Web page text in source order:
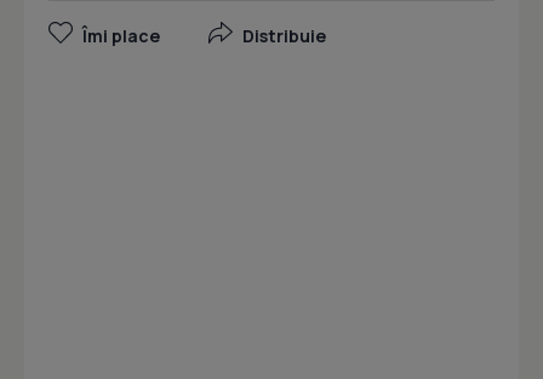
Îmi place Distribuie